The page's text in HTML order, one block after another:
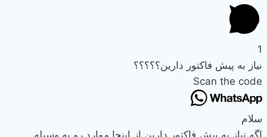
1
نیاز به پیش فاکتور دارین؟؟؟؟؟
Scan the code
سلام